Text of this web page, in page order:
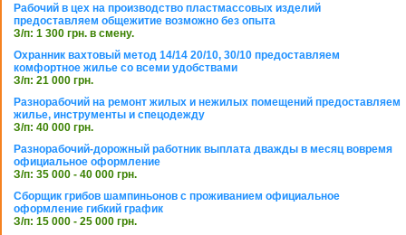
Рабочий в цех на производство пластмассовых изделий
предоставляем общежитие возможно без опыта
З/п: 1 300 грн. в смену.
Охранник вахтовый метод 14/14 20/10, 30/10 предоставляем
комфортное жилье со всеми удобствами
З/п: 21 000 грн.
Разнорабочий на ремонт жилых и нежилых помещений предоставляем
жилье, инструменты и спецодежду
З/п: 40 000 грн.
Разнорабочий-дорожный работник выплата дважды в месяц вовремя
официальное оформление
З/п: 35 000 - 40 000 грн.
Сборщик грибов шампиньонов с проживанием официальное
оформление гибкий график
З/п: 15 000 - 25 000 грн.